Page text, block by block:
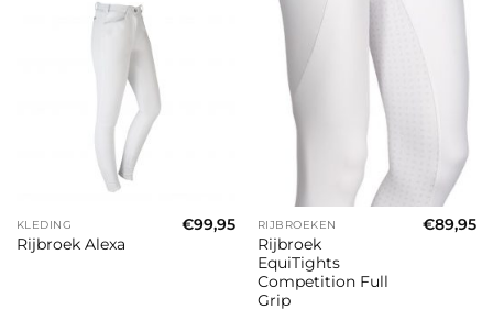
KLEDING
Rijbroek Alexa
€99,95 RIJBROEKEN
Rijbroek
EquiTights
Competition Full
Grip
€89,95